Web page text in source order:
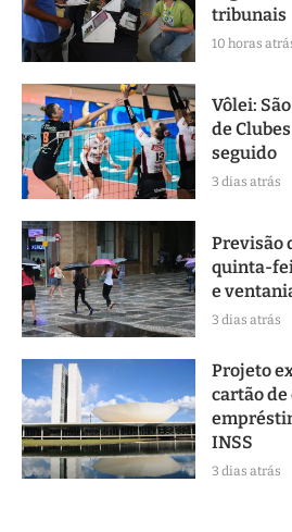
tribunais
10 horas
Vôlei:
de
seguido
3 dias atrás
Previsão
quinta-
e
3 dias atrás
Projeto
cartão
INSS
3 dias atrás